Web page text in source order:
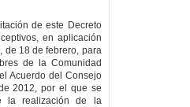
de este Decreto
en aplicación
de 18 de febrero, para
de la Comunidad
Acuerdo del Consejo
2012, por el que se
la realización de la